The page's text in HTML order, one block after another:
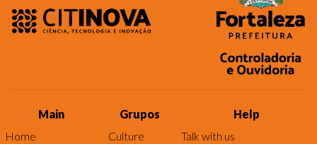
Main
Home
Grupos
Culture
Help
Talk with us